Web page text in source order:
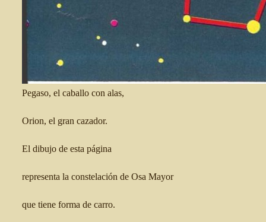
Pegaso, el caballo con alas,
Orion, el gran cazador.
El dibujo de esta página
representa la constelación de Osa Mayor
que tiene forma de carro.